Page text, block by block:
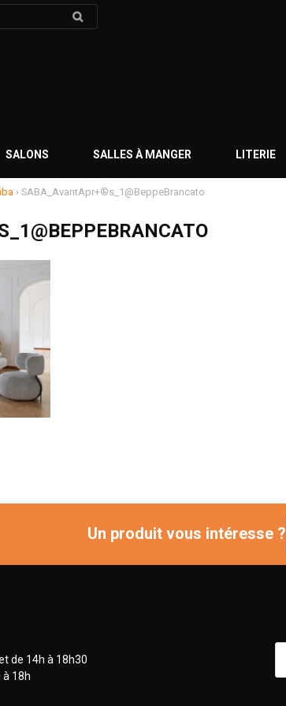
SALONS SALLES À MANGER LITERIE
› SABA_AvantApr+®s_1@BeppeBrancato
Un produit vous intéresse ?
de 14h à 18h30
à 18h